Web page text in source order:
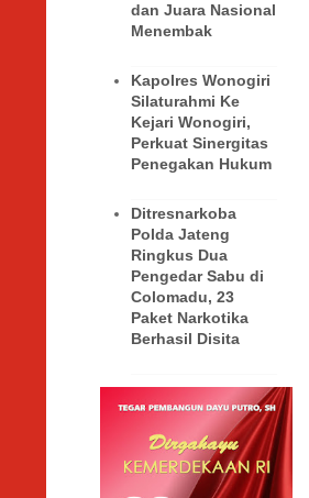
dan Juara Nasional
Menembak
Kapolres Wonogiri
Silaturahmi Ke
Kejari Wonogiri,
Perkuat Sinergitas
Penegakan Hukum
Ditresnarkoba
Polda Jateng
Ringkus Dua
Pengedar Sabu di
Colomadu, 23
Paket Narkotika
Berhasil Disita